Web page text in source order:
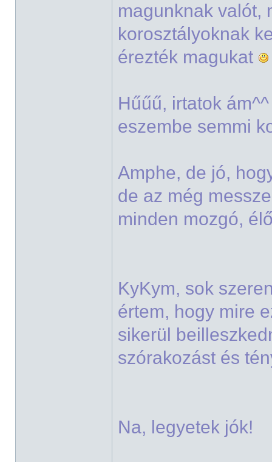
magunknak valót,
korosztályoknak
érezték magukat
Hűűű, irtatok
eszembe semmi
Amphe, de jó,
de az még
minden mozgó,
KyKym, sok
értem, hogy mire
sikerül
szórakozást és
Na, legyetek jók!